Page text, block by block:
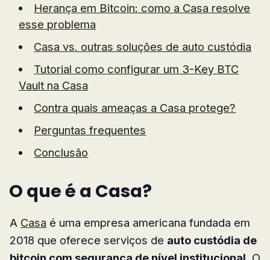
Herança em Bitcoin: como a Casa resolve
esse problema
Casa vs. outras soluções de auto custódia
Tutorial como configurar um 3-Key BTC
Vault na Casa
Contra quais ameaças a Casa protege?
Perguntas frequentes
Conclusão
O que é a Casa?
A Casa é uma empresa americana fundada em
2018 que oferece serviços de auto custódia de